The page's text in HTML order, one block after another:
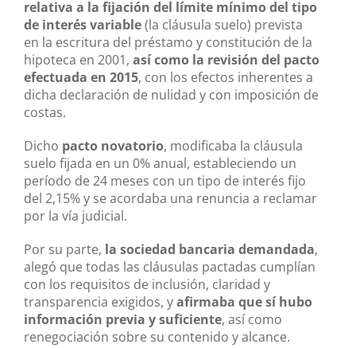
relativa a la fijación del límite mínimo del tipo
de interés variable(la cláusula suelo) prevista
en la escritura del préstamo y constitución de la
hipoteca en 2001, así como la revisión del pacto
efectuada en 2015, con los efectos inherentes a
dicha declaración de nulidad y con imposición de
costas.
Dicho pacto novatorio, modificaba la cláusula
suelo fijada en un 0% anual, estableciendo un
período de 24 meses con un tipo de interés fijo
del 2,15% y se acordaba una renuncia a reclamar
por la vía judicial.
Por su parte, la sociedad bancaria demandada,
alegó que todas las cláusulas pactadas cumplían
con los requisitos de inclusión, claridad y
transparencia exigidos, yafirmaba que sí hubo
información previa y suficiente, así como
renegociación sobre su contenido y alcance.